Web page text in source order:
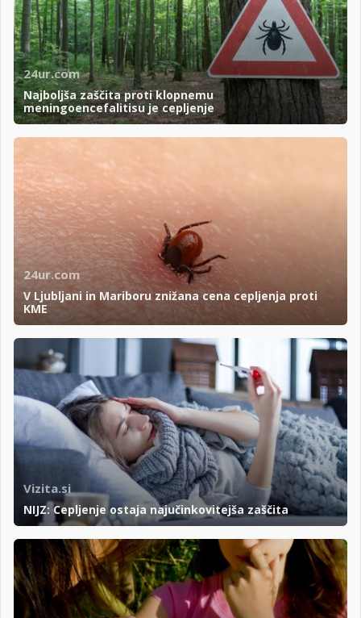
24ur.com
Najboljša zaščita proti klopnemu
meningoencefalitisu je cepljenje
24ur.com
V Ljubljani in Mariboru znižana cena cepljenja proti
KME
Vizita.si
NIJZ: Cepljenje ostaja najučinkovitejša zaščita